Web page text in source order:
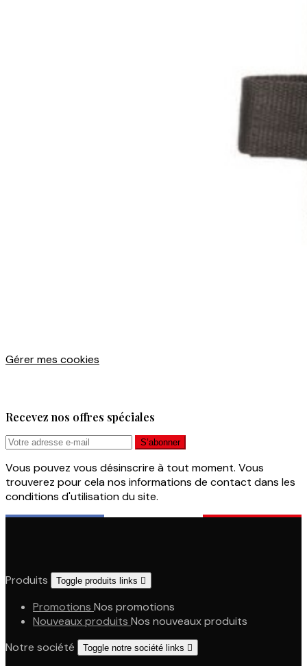
Gérer mes cookies
Recevez nos offres spéciales
Vous pouvez vous désinscrire à tout moment. Vous
trouverez pour cela nos informations de contact dans les
conditions d'utilisation du site.
Produits Toggle produits links 
Promotions Nos promotions
Nouveaux produits Nos nouveaux produits
Notre société
Toggle notre société links 